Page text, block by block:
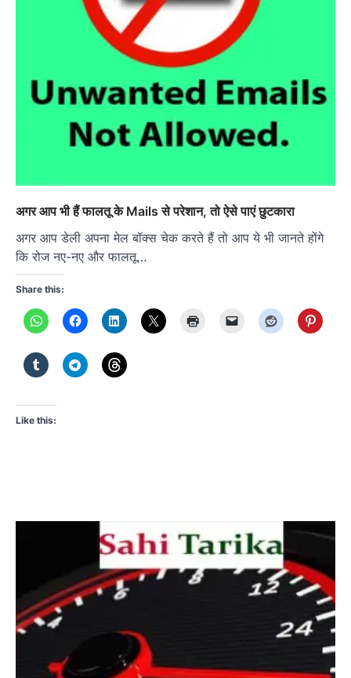
अगर आप भी हैं फालतू के Mails से परेशान, तो ऐसे पाएं छुटकारा
अगर आप डेली अपना मेल बॉक्स चेक करते हैं तो आप ये भी जानते होंगे
कि रोज नए-नए और फालतू…
Share this:
Like this: